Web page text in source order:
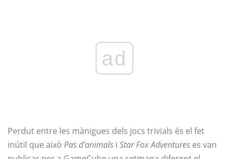
ad
Perdut entre les mànigues dels jocs trivials és el fet
inútil que això Pas d'animals i Star Fox Adventures es van